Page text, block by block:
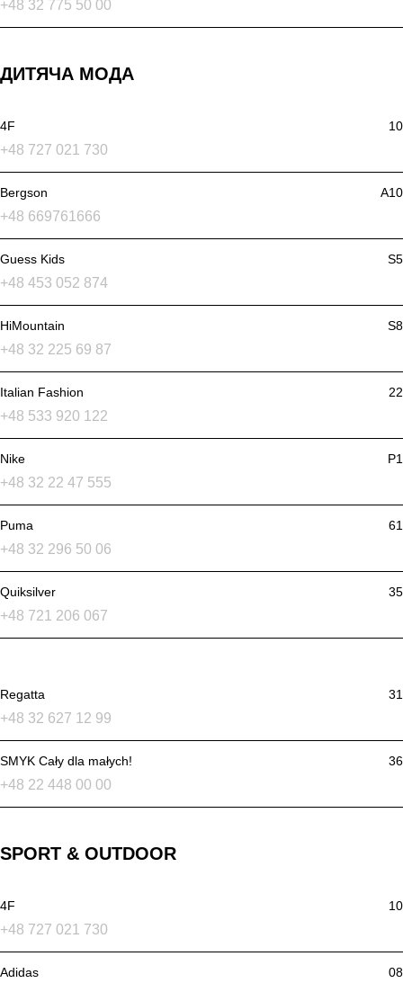
+48 32 775 50 00
ДИТЯЧА МОДА
4F 10
+48 727 021 730
Bergson A10
+48 669761666
Guess Kids S5
+48 453 052 874
HiMountain S8
+48 32 225 69 87
Italian Fashion 22
+48 533 920 122
Nike P1
+48 32 22 47 555
Puma 61
+48 32 296 50 06
Quiksilver 35
+48 721 206 067
Regatta 31
+48 32 627 12 99
SMYK Cały dla małych! 36
+48 22 448 00 00
SPORT & OUTDOOR
4F 10
+48 727 021 730
Adidas 08